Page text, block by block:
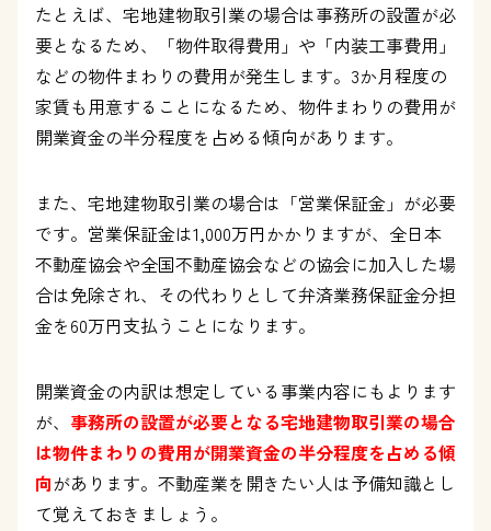
たとえば、宅地建物取引業の場合は事務所の設置が必
要となるため、「物件取得費用」や「内装工事費用」
などの物件まわりの費用が発生します。3か月程度の
家賃も用意することになるため、物件まわりの費用が
開業資金の半分程度を占める傾向があります。
また、宅地建物取引業の場合は「営業保証金」が必要
です。営業保証金は1,000万円かかりますが、全日本
不動産協会や全国不動産協会などの協会に加入した場
合は免除され、その代わりとして弁済業務保証金分担
金を60万円支払うことになります。
開業資金の内訳は想定している事業内容にもよります
が、 事務所の設置が必要となる宅地建物取引業の場合
は物件まわりの費用が開業資金の半分程度を占める傾
向があります。不動産業を開きたい人は予備知識とし
て覚えておきましょう。